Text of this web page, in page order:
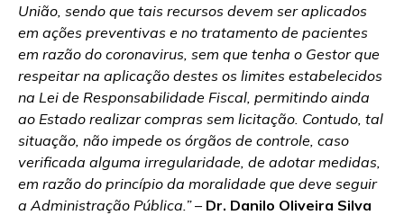
União, sendo que tais recursos devem ser aplicados
em ações preventivas e no tratamento de pacientes
em razão do coronavirus, sem que tenha o Gestor que
respeitar na aplicação destes os limites estabelecidos
na Lei de Responsabilidade Fiscal, permitindo ainda
ao Estado realizar compras sem licitação. Contudo, tal
situação, não impede os órgãos de controle, caso
verificada alguma irregularidade, de adotar medidas,
em razão do princípio da moralidade que deve seguir
a Administração Pública.”– Dr. Danilo Oliveira Silva